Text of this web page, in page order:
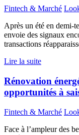
Fintech & Marché
Après un été en demi-
envoie des signaux
transactions
Lire la suite
Rénovation
opportunités à
Fintech & Marché
Face à l’ampleur des